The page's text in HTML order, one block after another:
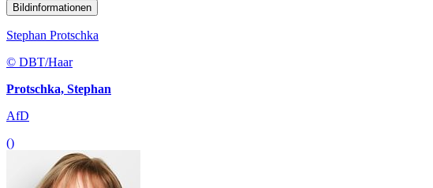
Bildinformationen
Stephan Protschka
© DBT/Haar
Protschka, Stephan
AfD
()